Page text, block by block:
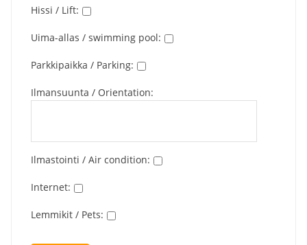
Hissi / Lift:
Uima-allas / swimming pool:
Parkkipaikka / Parking:
Ilmansuunta / Orientation:
Ilmastointi / Air condition:
Internet:
Lemmikit / Pets: